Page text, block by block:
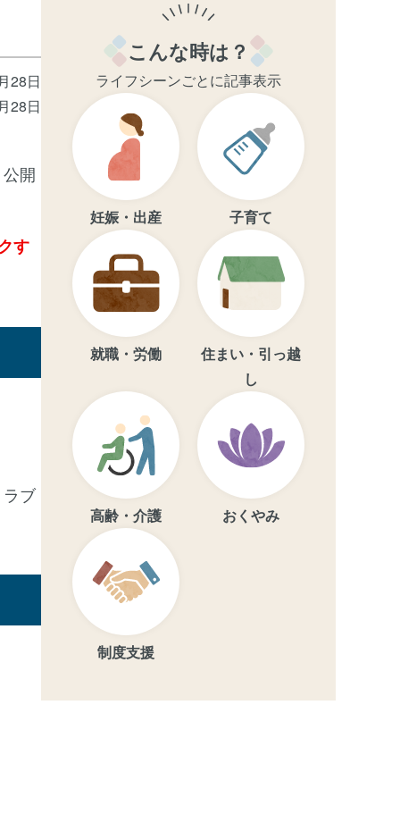
28日
28日
開
す
ブ
こんな時は？
ライフシーンごとに記事表示
妊娠・出産 子育て
就職・労働
住まい・引っ越
し
高齢・介護 おくやみ
制度支援